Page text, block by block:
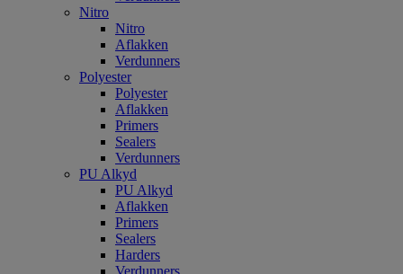
Nitro
Nitro
Aflakken
Verdunners
Polyester
Polyester
Aflakken
Primers
Sealers
Verdunners
PU Alkyd
PU Alkyd
Aflakken
Primers
Sealers
Harders
Verdunners